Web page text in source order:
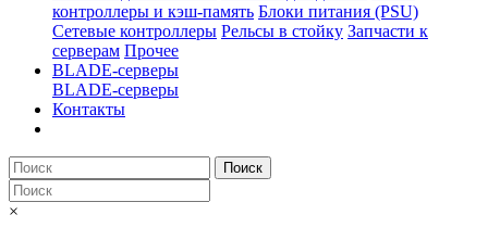
контроллеры и кэш-память Блоки питания (PSU)
Сетевые контроллеры Рельсы в стойку Запчасти к
серверам Прочее
BLADE-серверы
BLADE-серверы
Контакты
Поиск
×